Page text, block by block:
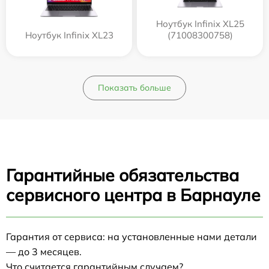
Ноутбук Infinix XL23
Ноутбук Infinix XL25
(71008300758)
Показать больше
Гарантийные обязательства
сервисного центра в Барнауле
Гарантия от сервиса: на установленные нами детали
— до 3 месяцев.
Что считается гарантийным случаем?